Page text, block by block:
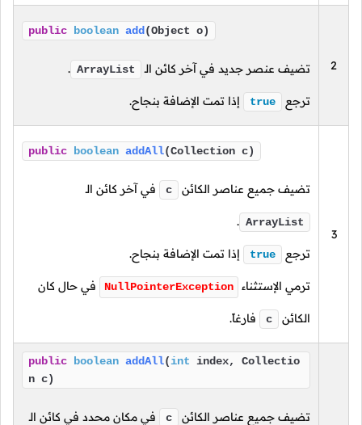
2
public boolean add (Object o)
تضيف عنصر جديد في آخر كائن الـ ArrayList
.
ترجع true إذا تمت الإضافة بنجاح.
3
public boolean addAll(Collection c)
تضيف جميع عناصر الكائن c في آخر كائن الـ
ArrayList
.
ترجع true إذا تمت الإضافة بنجاح.
ترمي الإستثناء NullPointerException في حال كان
الكائن c فارغاً.
public boolean addAll(int index, Collectio
n c)
تضيف جميع عناصر الكائن c في مكان محدد في كائن الـ